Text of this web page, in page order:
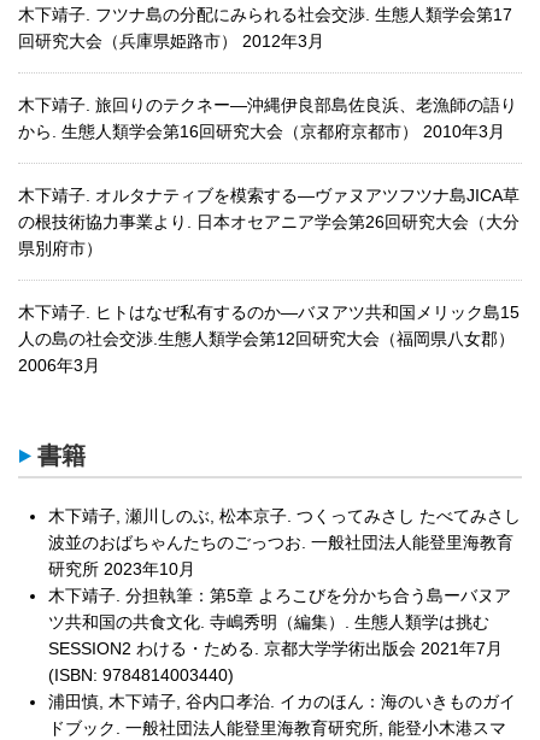
木下靖子. フツナ島の分配にみられる社会交渉. 生態人類学会第17
回研究大会（兵庫県姫路市） 2012年3月
木下靖子. 旅回りのテクネー―沖縄伊良部島佐良浜、老漁師の語り
から. 生態人類学会第16回研究大会（京都府京都市） 2010年3月
木下靖子. オルタナティブを模索する―ヴァヌアツフツナ島JICA草
の根技術協力事業より. 日本オセアニア学会第26回研究大会（大分
県別府市）
木下靖子. ヒトはなぜ私有するのか―バヌアツ共和国メリック島15
人の島の社会交渉.生態人類学会第12回研究大会（福岡県八女郡）
2006年3月
書籍
木下靖子, 瀬川しのぶ, 松本京子. つくってみさし たべてみさし
波並のおばちゃんたちのごっつお. 一般社団法人能登里海教育
研究所 2023年10月
木下靖子. 分担執筆：第5章 よろこびを分かち合う島ーバヌア
ツ共和国の共食文化. 寺嶋秀明（編集）. 生態人類学は挑む
SESSION2 わける・ためる. 京都大学学術出版会 2021年7月
(ISBN: 9784814003440)
浦田慎, 木下靖子, 谷内口孝治. イカのほん：海のいきものガイ
ドブック. 一般社団法人能登里海教育研究所, 能登小木港スマ